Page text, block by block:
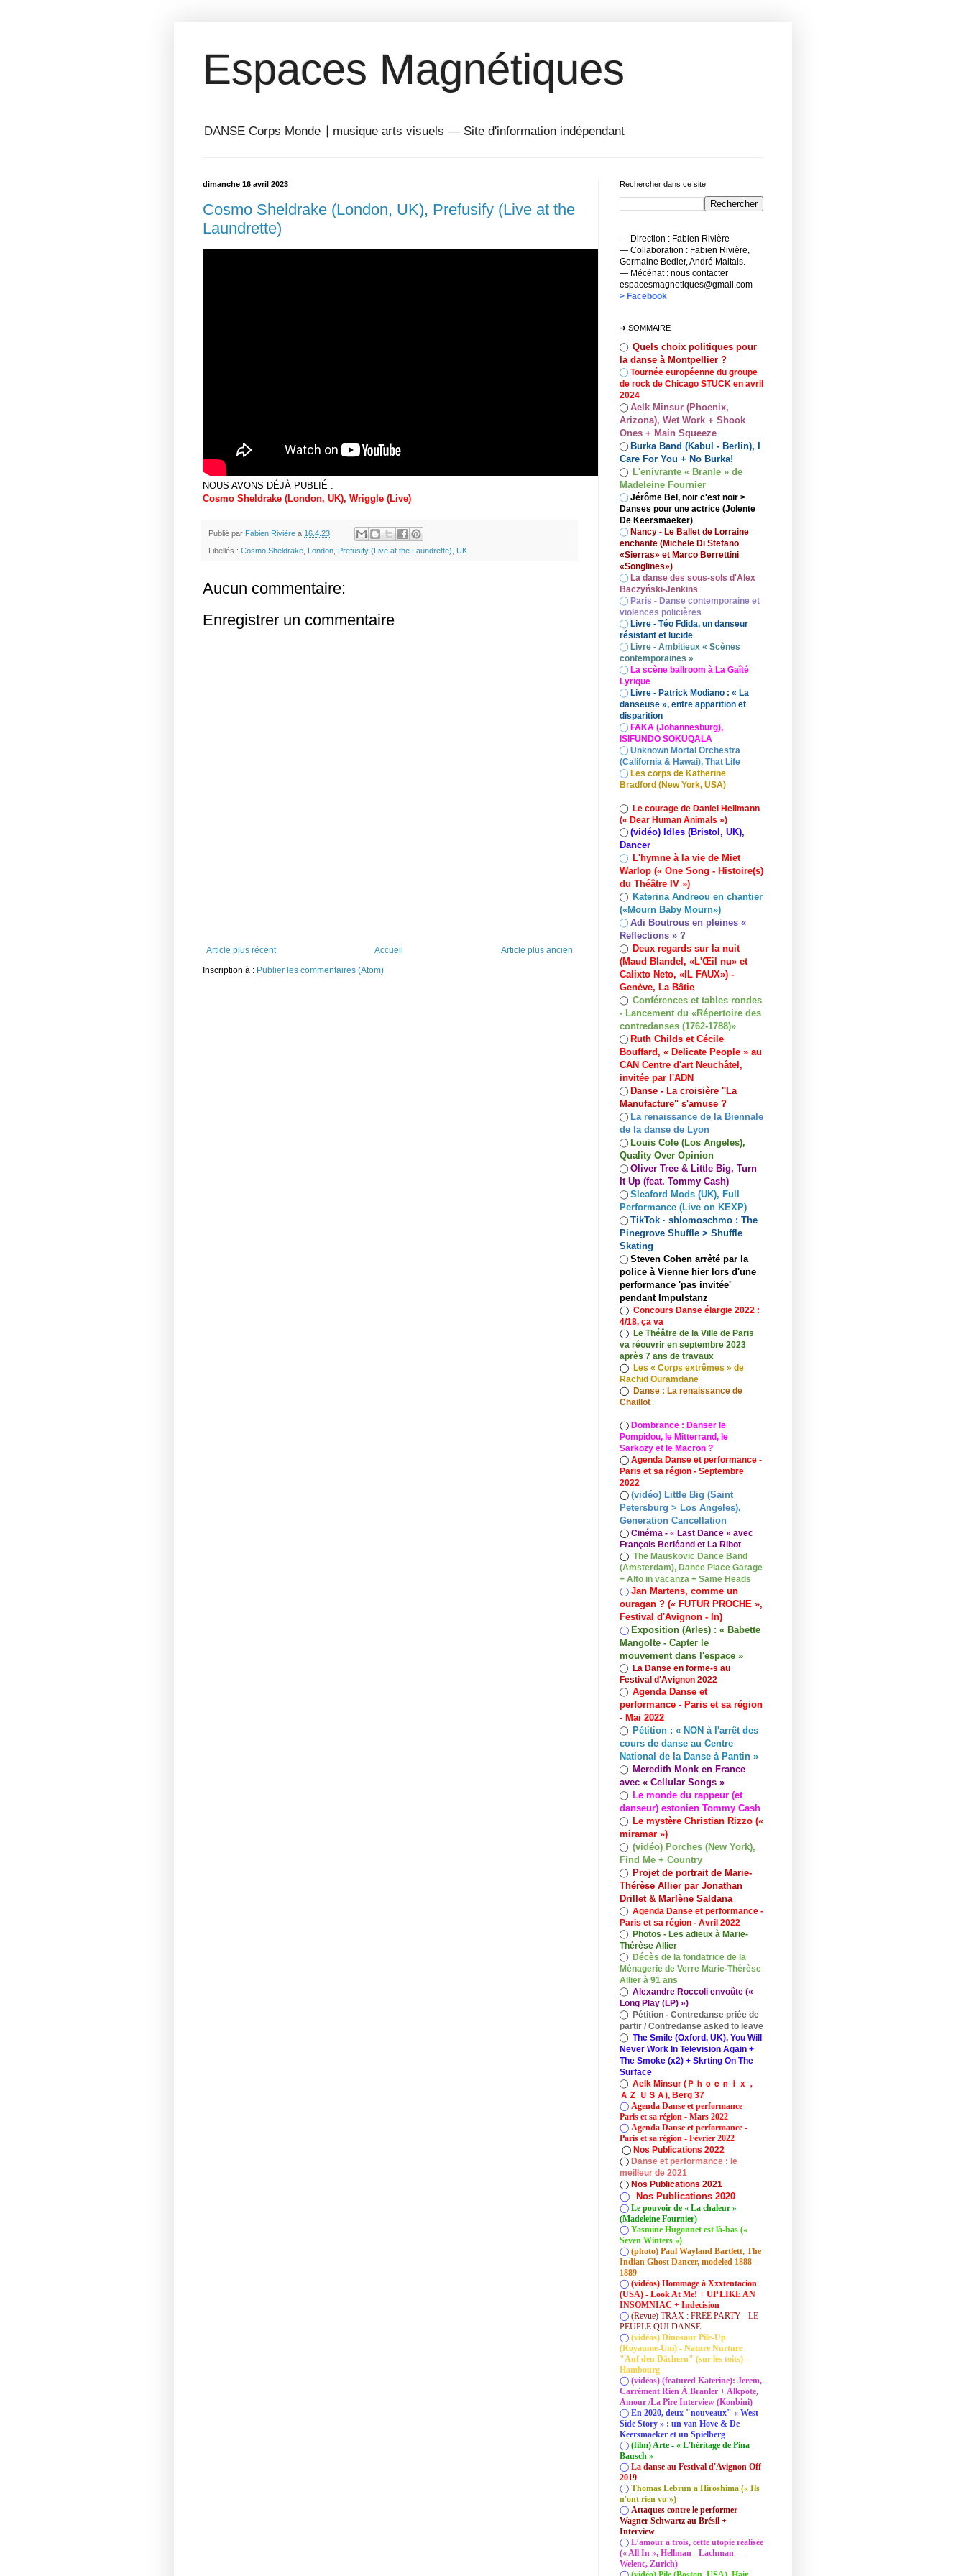
Espaces Magnétiques
DANSE Corps Monde ⎥ musique arts visuels — Site d'information indépendant
dimanche 16 avril 2023
Cosmo Sheldrake (London, UK), Prefusify (Live at the
Laundrette)
NOUS AVONS DÉJÀ PUBLIÉ :
Cosmo Sheldrake (London, UK), Wriggle (Live)
Publié par Fabien Rivière à 16.4.23
Libellés : Cosmo Sheldrake, London, Prefusify (Live at the Laundrette), UK
Aucun commentaire:
Enregistrer un commentaire
Article plus récent Article plus ancien
Accueil
Inscription à : Publier les commentaires (Atom)
Rechercher dans ce site
— Direction : Fabien Rivière
— Collaboration : Fabien Rivière,
Germaine Bedler, André Maltais.
— Mécénat : nous contacter
espacesmagnetiques@gmail.com
> Facebook
➜ SOMMAIRE
◯ Quels choix politiques pour
la danse à Montpellier ?
◯ Tournée européenne du groupe
de rock de Chicago STUCK en avril
2024
◯ Aelk Minsur (Phoenix,
Arizona), Wet Work + Shook
Ones + Main Squeeze
◯ Burka Band (Kabul - Berlin), I
Care For You + No Burka!
◯ L'enivrante « Branle » de
Madeleine Fournier
◯ Jérôme Bel, noir c'est noir >
Danses pour une actrice (Jolente
De Keersmaeker)
◯ Nancy - Le Ballet de Lorraine
enchante (Michele Di Stefano
«Sierras» et Marco Berrettini
«Songlines»)
◯ La danse des sous-sols d'Alex
Baczyński-Jenkins
◯ Paris - Danse contemporaine et
violences policières
◯ Livre - Téo Fdida, un danseur
résistant et lucide
◯ Livre - Ambitieux « Scènes
contemporaines »
◯ La scène ballroom à La Gaîté
Lyrique
◯ Livre - Patrick Modiano : « La
danseuse », entre apparition et
disparition
◯ FAKA (Johannesburg),
ISIFUNDO SOKUQALA
◯ Unknown Mortal Orchestra
(California & Hawai), That Life
◯ Les corps de Katherine
Bradford (New York, USA)
◯ Le courage de Daniel Hellmann
(« Dear Human Animals »)
◯ (vidéo) Idles (Bristol, UK),
Dancer
◯ L'hymne à la vie de Miet
Warlop (« One Song - Histoire(s)
du Théâtre IV »)
◯ Katerina Andreou en chantier
(«Mourn Baby Mourn»)
◯ Adi Boutrous en pleines «
Reflections » ?
◯ Deux regards sur la nuit
(Maud Blandel, «L'Œil nu» et
Calixto Neto, «IL FAUX») -
Genève, La Bâtie
◯ Conférences et tables rondes
- Lancement du «Répertoire des
contredanses (1762-1788)»
◯ Ruth Childs et Cécile
Bouffard, « Delicate People » au
CAN Centre d'art Neuchâtel,
invitée par l'ADN
◯ Danse - La croisière "La
Manufacture" s'amuse ?
◯ La renaissance de la Biennale
de la danse de Lyon
◯ Louis Cole (Los Angeles),
Quality Over Opinion
◯ Oliver Tree & Little Big, Turn
It Up (feat. Tommy Cash)
◯ Sleaford Mods (UK), Full
Performance (Live on KEXP)
◯ TikTok · shlomoschmo : The
Pinegrove Shuffle > Shuffle
Skating
◯ Steven Cohen arrêté par la
police à Vienne hier lors d'une
performance 'pas invitée'
pendant Impulstanz
◯ Concours Danse élargie 2022 :
4/18, ça va
◯ Le Théâtre de la Ville de Paris
va réouvrir en septembre 2023
après 7 ans de travaux
◯ Les « Corps extrêmes » de
Rachid Ouramdane
◯ Danse : La renaissance de
Chaillot
◯ Dombrance : Danser le
Pompidou, le Mitterrand, le
Sarkozy et le Macron ?
◯ Agenda Danse et performance -
Paris et sa région - Septembre
2022
◯ (vidéo) Little Big (Saint
Petersburg > Los Angeles),
Generation Cancellation
◯ Cinéma - « Last Dance » avec
François Berléand et La Ribot
◯ The Mauskovic Dance Band
(Amsterdam), Dance Place Garage
+ Alto in vacanza + Same Heads
◯ Jan Martens, comme un
ouragan ? (« FUTUR PROCHE »,
Festival d'Avignon - In)
◯ Exposition (Arles) : « Babette
Mangolte - Capter le
mouvement dans l'espace »
◯ La Danse en forme-s au
Festival d'Avignon 2022
◯ Agenda Danse et
performance - Paris et sa région
- Mai 2022
◯ Pétition : « NON à l'arrêt des
cours de danse au Centre
National de la Danse à Pantin »
◯ Meredith Monk en France
avec « Cellular Songs »
◯ Le monde du rappeur (et
danseur) estonien Tommy Cash
◯ Le mystère Christian Rizzo («
miramar »)
◯ (vidéo) Porches (New York),
Find Me + Country
◯ Projet de portrait de Marie-
Thérèse Allier par Jonathan
Drillet & Marlène Saldana
◯ Agenda Danse et performance -
Paris et sa région - Avril 2022
◯ Photos - Les adieux à Marie-
Thérèse Allier
◯ Décès de la fondatrice de la
Ménagerie de Verre Marie-Thérèse
Allier à 91 ans
◯ Alexandre Roccoli envoûte («
Long Play (LP) »)
◯ Pétition - Contredanse priée de
partir / Contredanse asked to leave
◯ The Smile (Oxford, UK), You Will
Never Work In Television Again +
The Smoke (x2) + Skrting On The
Surface
◯ Aelk Minsur (Ｐｈｏｅｎｉｘ，
ＡＺ ＵＳＡ), Berg 37
◯ Agenda Danse et performance -
Paris et sa région - Mars 2022
◯ Agenda Danse et performance -
Paris et sa région - Février 2022
◯ Nos Publications 2022
◯ Danse et performance : le
meilleur de 2021
◯ Nos Publications 2021
◯ Nos Publications 2020
◯ Le pouvoir de « La chaleur »
(Madeleine Fournier)
◯ Yasmine Hugonnet est là-bas («
Seven Winters »)
◯ (photo) Paul Wayland Bartlett, The
Indian Ghost Dancer, modeled 1888-
1889
◯ (vidéos) Hommage à Xxxtentacion
(USA) - Look At Me! + UP LIKE AN
INSOMNIAC + Indecision
◯ (Revue) TRAX : FREE PARTY - LE
PEUPLE QUI DANSE
◯ (vidéos) Dinosaur Pile-Up
(Royaume-Uni) - Nature Nurture
"Auf den Dächern" (sur les toits) -
Hambourg
◯ (vidéos) (featured Katerine): Jerem,
Carrément Rien À Branler + Alkpote,
Amour /La Pire Interview (Konbini)
◯ En 2020, deux "nouveaux" « West
Side Story » : un van Hove & De
Keersmaeker et un Spielberg
◯ (film) Arte - « L'héritage de Pina
Bausch »
◯ La danse au Festival d'Avignon Off
2019
◯ Thomas Lebrun à Hiroshima (« Ils
n'ont rien vu »)
◯ Attaques contre le performer
Wagner Schwartz au Brésil +
Interview
◯ L’amour à trois, cette utopie réalisée
(« All In », Hellman - Lachman -
Welenc, Zurich)